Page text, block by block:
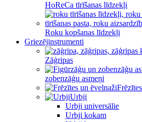
HoReCa tīrīšanas līdzekļi
Roku kopšanas līdzekļi
Griezējinstrumenti
Zāģripas
zobenzāģu asmeņi
Urbji
Urbji universālie
Urbji kokam